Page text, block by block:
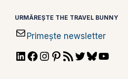
URMĂREȘTE THE TRAVEL BUNNY
Primește newsletter
LinkedIn
Facebook
Instagram
Pinterest
RSSTwitterBluesky